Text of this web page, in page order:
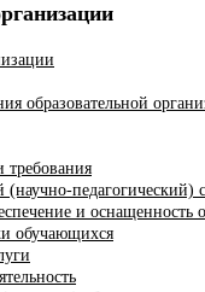
образовательной
требования
педагогический)
и оснащенность
обучающихся